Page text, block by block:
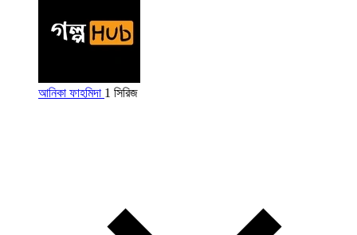
আনিকা ফাহমিদা 1 সিরিজ